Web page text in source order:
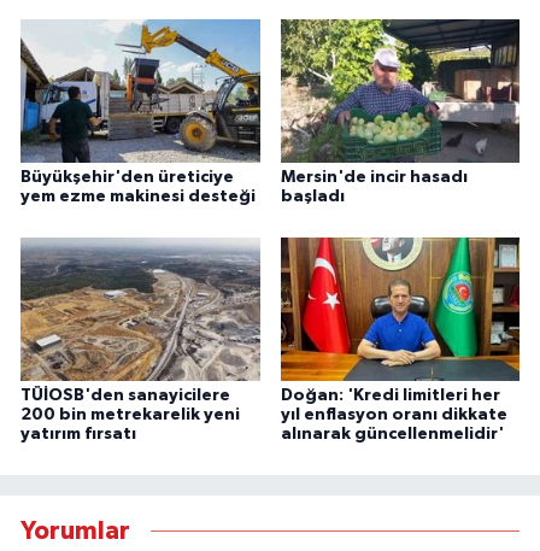
Büyükşehir'den üreticiye
yem ezme makinesi desteği
Mersin'de incir hasadı
başladı
TÜİOSB'den sanayicilere
200 bin metrekarelik yeni
yatırım fırsatı
Doğan: 'Kredi limitleri her
yıl enflasyon oranı dikkate
alınarak güncellenmelidir'
Yorumlar